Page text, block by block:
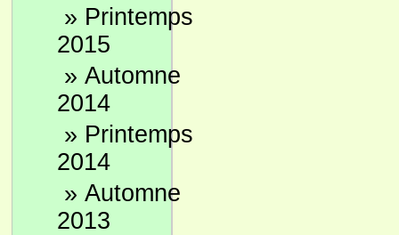
» Printemps
2015
» Automne
2014
» Printemps
2014
» Automne
2013